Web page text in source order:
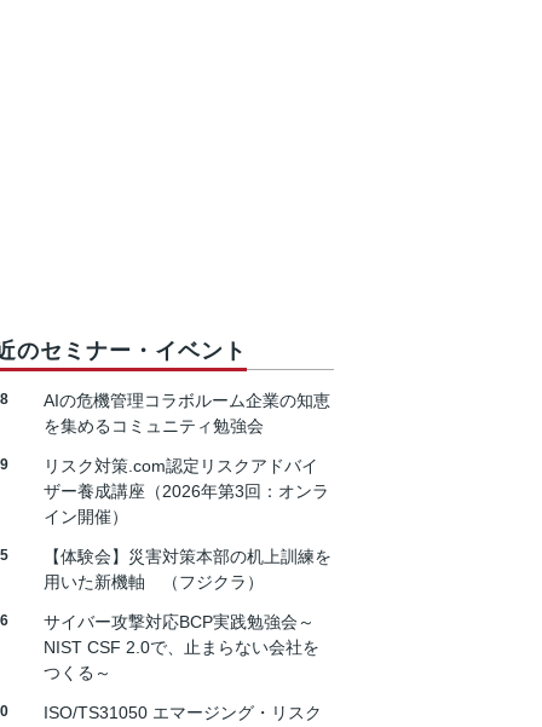
のセミナー・イベント
AIの危機管理コラボルーム企業の知恵
を集めるコミュニティ勉強会
リスク対策.com認定リスクアドバイ
ザー養成講座（2026年第3回：オンラ
イン開催）
【体験会】災害対策本部の机上訓練を
用いた新機軸 （フジクラ）
サイバー攻撃対応BCP実践勉強会～
NIST CSF 2.0で、止まらない会社を
つくる～
ISO/TS31050 エマージング・リスク